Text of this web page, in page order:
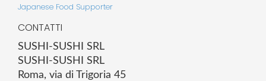
Japanese Food Supporter
CONTATTI
SUSHI-SUSHI SRL
SUSHI-SUSHI SRL
Roma, via di Trigoria 45